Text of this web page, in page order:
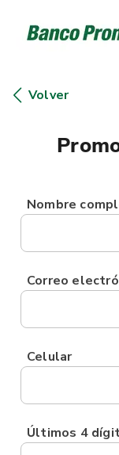
Volver
Nombre
Correo
Celular
Últimos 4